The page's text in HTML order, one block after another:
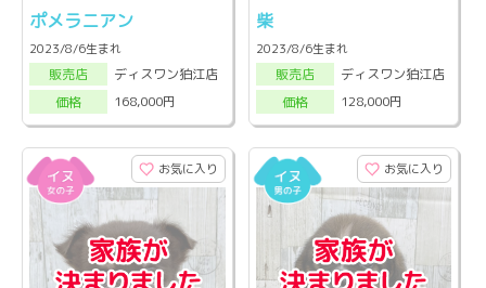
ポメラニアン
2023/8/6生まれ
販売店
ディスワン狛江店
価格
168,000円
柴
2023/8/6生まれ
販売店
ディスワン狛江店
価格
128,000円
お気に入り お気に入り